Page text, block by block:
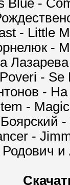
Blue -
- Little
-
- Se
- На
-
-
и